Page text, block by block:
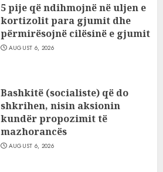
5 pije që ndihmojnë në uljen e
kortizolit para gjumit dhe
përmirësojnë cilësinë e gjumit
AUGUST 6, 2026
Bashkitë (socialiste) që do
shkrihen, nisin aksionin
kundër propozimit të
mazhorancës
AUGUST 6, 2026